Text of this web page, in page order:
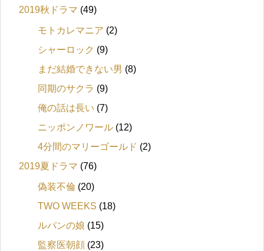
2019秋ドラマ (49)
モトカレマニア (2)
シャーロック (9)
まだ結婚できない男 (8)
同期のサクラ (9)
俺の話は長い (7)
ニッポンノワール (12)
4分間のマリーゴールド (2)
2019夏ドラマ (76)
偽装不倫 (20)
TWO WEEKS (18)
ルパンの娘 (15)
監察医朝顔 (23)